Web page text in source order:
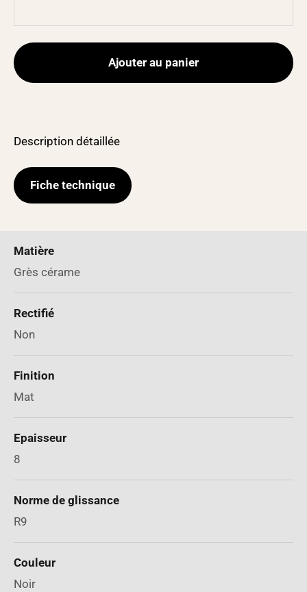
Ajouter au panier
Description détaillée
Fiche technique
Matière
Grès cérame
Rectifié
Non
Finition
Mat
Epaisseur
8
Norme de glissance
R9
Couleur
Noir